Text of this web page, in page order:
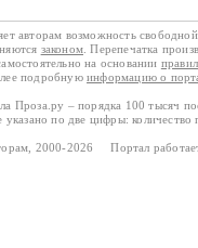
авторам возможность
законом . Перепечатка
на основании
подробную информацию о
Проза.ру – порядка 100 тысяч
по две цифры: количество
2000-2026 Портал